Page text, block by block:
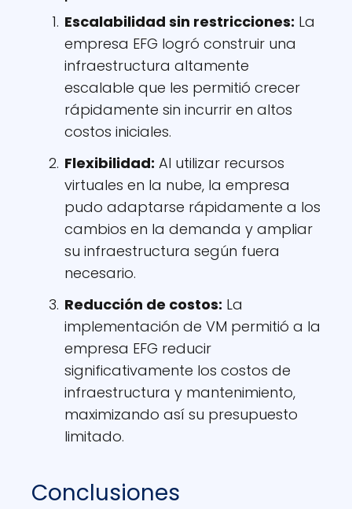
Escalabilidad sin restricciones: La
empresa EFG logró construir una
infraestructura altamente
escalable que les permitió crecer
rápidamente sin incurrir en altos
costos iniciales.
Flexibilidad: Al utilizar recursos
virtuales en la nube, la empresa
pudo adaptarse rápidamente a los
cambios en la demanda y ampliar
su infraestructura según fuera
necesario.
Reducción de costos: La
implementación de VM permitió a la
empresa EFG reducir
significativamente los costos de
infraestructura y mantenimiento,
maximizando así su presupuesto
limitado.
Conclusiones